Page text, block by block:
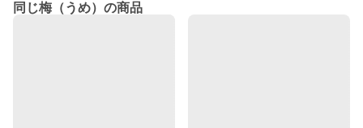
同じ梅（うめ）の商品